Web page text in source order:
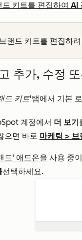
드 키트를 편집하여 AI
브랜드 키트를 편집하려
추가, 수정
드 키트'탭에서 기본
계정에서 더 보기
으면 바로 마케팅 > 브
드' 애드온을 사용 중
선택하세요.